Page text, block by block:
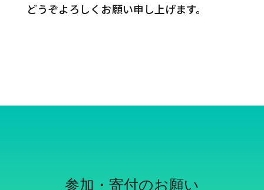
どうぞよろしくお願い申し上げます。
参加・寄付のお願い